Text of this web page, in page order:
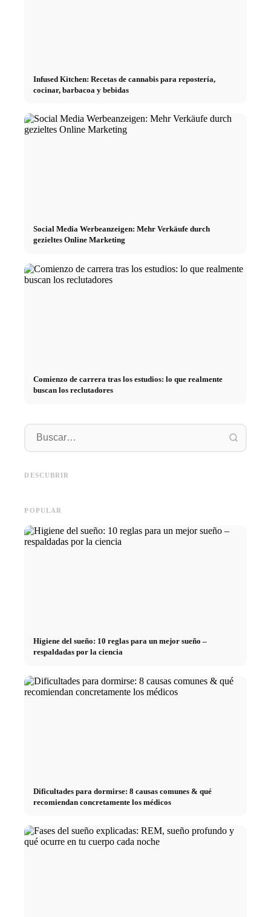
Infused Kitchen: Recetas de cannabis para repostería,
cocinar, barbacoa y bebidas
Social Media Werbeanzeigen: Mehr Verkäufe durch
gezieltes Online Marketing
Comienzo de carrera tras los estudios: lo que realmente
buscan los reclutadores
DESCUBRIR
carrera
POPULAR
Higiene del sueño: 10 reglas para un mejor sueño –
respaldadas por la ciencia
Dificultades para dormirse: 8 causas comunes & qué
recomiendan concretamente los médicos